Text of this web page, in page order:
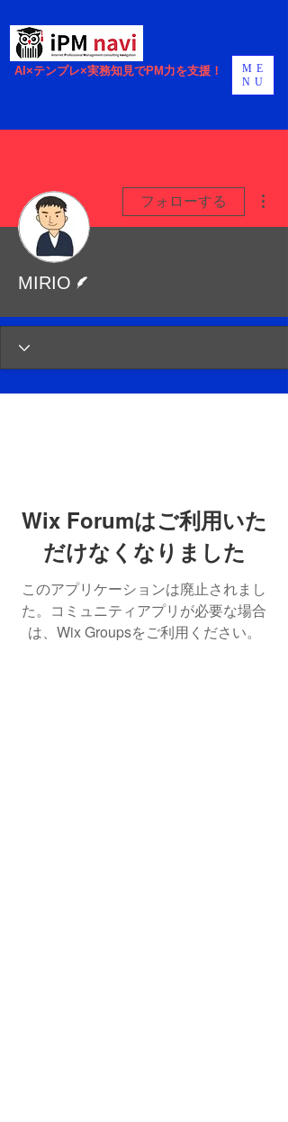
AI×テンプレ×実務知見でPM力を支援！
ME
NU
フォローする
MIRIO
Wix Forumはご利用いた
だけなくなりました
このアプリケーションは廃止されまし
た。コミュニティアプリが必要な場合
は、Wix Groupsをご利用ください。